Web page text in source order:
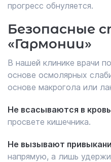
прогресс обнуляется.
Безопасные
«Гармонии»
В нашей клинике врачи
основе осмолярных
основе макрогола или
Не всасываются в
просвете кишечника.
Не вызывают
напрямую, а лишь